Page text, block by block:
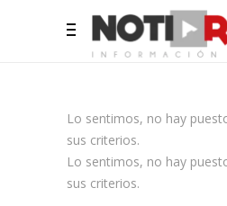
Lo sentimos, no hay
sus criterios.
Lo sentimos, no hay
sus criterios.